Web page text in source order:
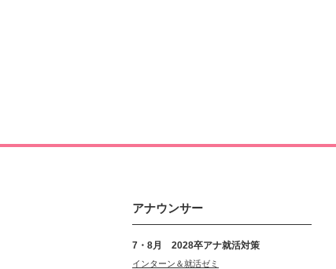
アナウンサー
7・8月 2028卒アナ就活対策
インターン＆就活ゼミ